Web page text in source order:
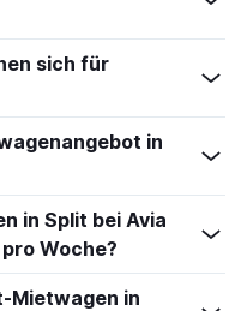
sich für
in
in Split bei Avia
Woche?
Mietwagen in